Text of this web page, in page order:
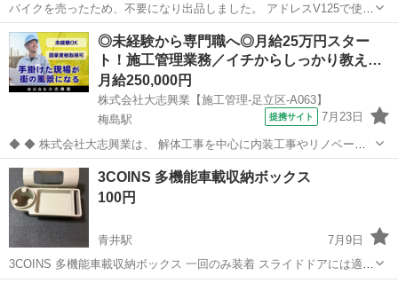
バイクを売ったため、不要になり出品しました。 アドレスV125で使お
うとしました。 かなり互換性の多いタイヤなので必要な方はお買い得
だと思います。 ブランド FRIENDWAY（フレンドウェイ） サイズ
308 90/9...
東京 足立区 綾瀬駅 タイヤ、ホイール タイヤ
◎未経験から専門職へ◎月給25万円スター
ト！施工管理業務／イチからしっかり教え…
月給250,000円
株式会社大志興業【施工管理-足立区-A063】
梅島駅
提携サイト 7月23日
◆ ◆ 株式会社大志興業は、 解体工事を中心に内装工事やリノベーシ
ョン工事まで幅広く手掛ける総合建設企業です。 住宅・店舗・ビルな
ど多様な現場に対応し、解体から施工、廃棄物処理まで一貫して行っ
ています。 20代～40代の...
東京 足立区 その他
3COINS 多機能車載収納ボックス
100円
青井駅
7月9日
3COINS 多機能車載収納ボックス 一回のみ装着 スライドドアには適し
ませんでした😅 オンラインストアでは売り切れになっておりますの